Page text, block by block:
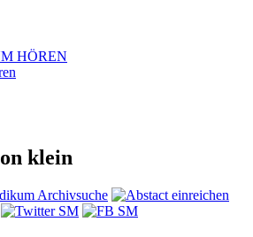
HÖREN
klein